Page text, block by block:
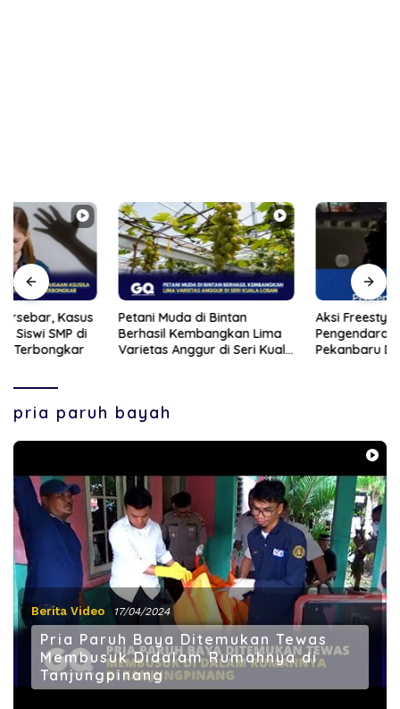
Petani Muda di Bintan
Berhasil Kembangkan Lima
Varietas Anggur di Seri Kuala
Aksi Freestyle Viral,
Pengendara Wanita di
Pekanbaru Ditilang Polisi
pria paruh bayah
Berita Video 17/04/2024
Pria Paruh Baya Ditemukan Tewas
Membusuk Didalam Rumahnya di
Tanjungpinang